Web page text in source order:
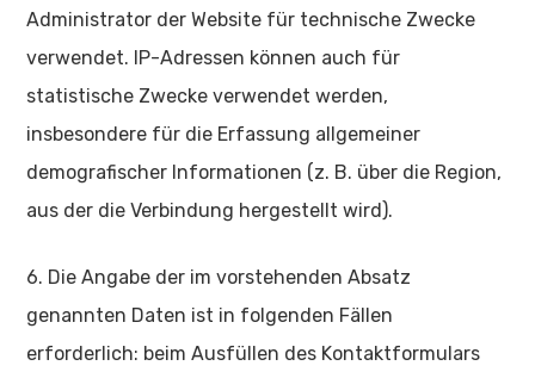
Administrator der Website für technische Zwecke
verwendet. IP-Adressen können auch für
statistische Zwecke verwendet werden,
insbesondere für die Erfassung allgemeiner
demografischer Informationen (z. B. über die Region,
aus der die Verbindung hergestellt wird).
6. Die Angabe der im vorstehenden Absatz
genannten Daten ist in folgenden Fällen
erforderlich: beim Ausfüllen des Kontaktformulars